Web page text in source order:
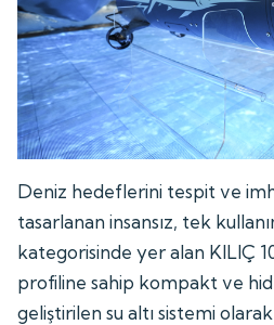
Deniz hedeflerini tespit ve
tasarlanan insansız, tek
kategorisinde yer alan KILIÇ
profiline sahip kompakt ve
geliştirilen su altı sistemi olarak